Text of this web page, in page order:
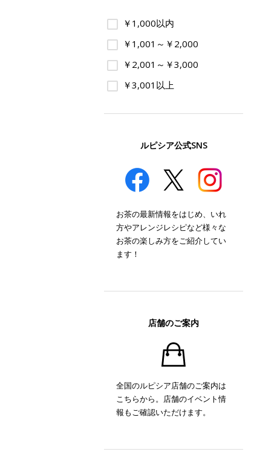
￥1,000以内
￥1,001～￥2,000
￥2,001～￥3,000
￥3,001以上
ルピシア公式SNS
お茶の最新情報をはじめ、いれ
方やアレンジレシピなど様々な
お茶の楽しみ方をご紹介してい
ます！
店舗のご案内
全国のルピシア店舗のご案内は
こちらから。店舗のイベント情
報もご確認いただけます。